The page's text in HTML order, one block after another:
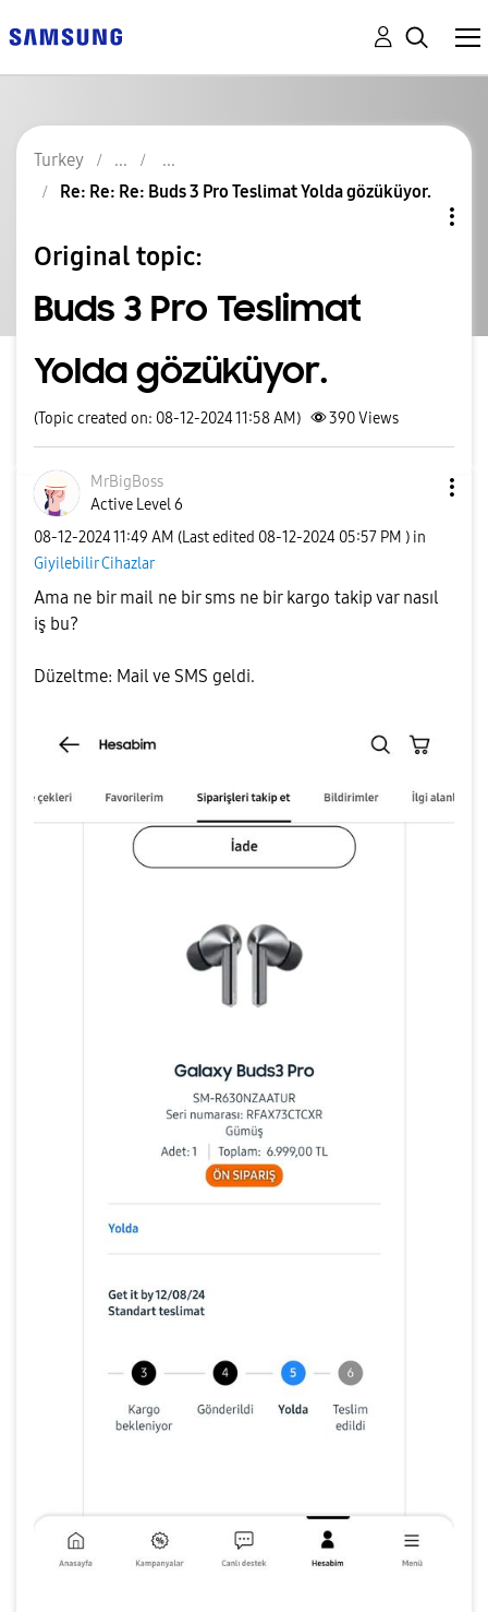
Turkey
Re: Re: Re: Buds 3 Pro Teslimat Yolda gözüküyor.
Original topic:
Buds 3 Pro Teslimat
Yolda gözüküyor.
(Topic created on: 08-12-2024 11:58 AM) 390Views
MrBigBoss
Active Level 6
‎08-12-202411:49 AM (Last edited ‎08-12-2024 05:57 PM ) in
Giyilebilir Cihazlar
Ama ne bir mail ne bir sms ne bir kargo takip var nasıl
iş bu?
Düzeltme: Mail ve SMS geldi.